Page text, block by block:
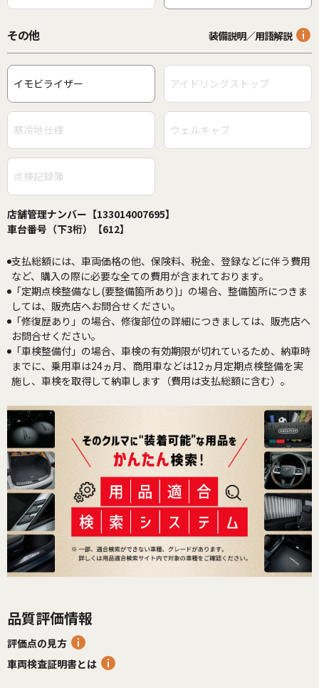
その他 装備説明／用語解説
イモビライザー アイドリングストップ
寒冷地仕様 ウェルキャブ
点検記録簿
店舗管理ナンバー【133014007695】
車台番号（下3桁）【612】
支払総額には、車両価格の他、保険料、税金、登録などに伴う費用
など、購入の際に必要な全ての費用が含まれております。
「定期点検整備なし(要整備箇所あり)」の場合、整備箇所につきま
しては、販売店へお問合せください。
「修復歴あり」の場合、修復部位の詳細につきましては、販売店へ
お問合せください。
「車検整備付」の場合、車検の有効期限が切れているため、納車時
までに、乗用車は24ヵ月、商用車などは12ヵ月定期点検整備を実
施し、車検を取得して納車します（費用は支払総額に含む）。
品質評価情報
評価点の見方
車両検査証明書とは